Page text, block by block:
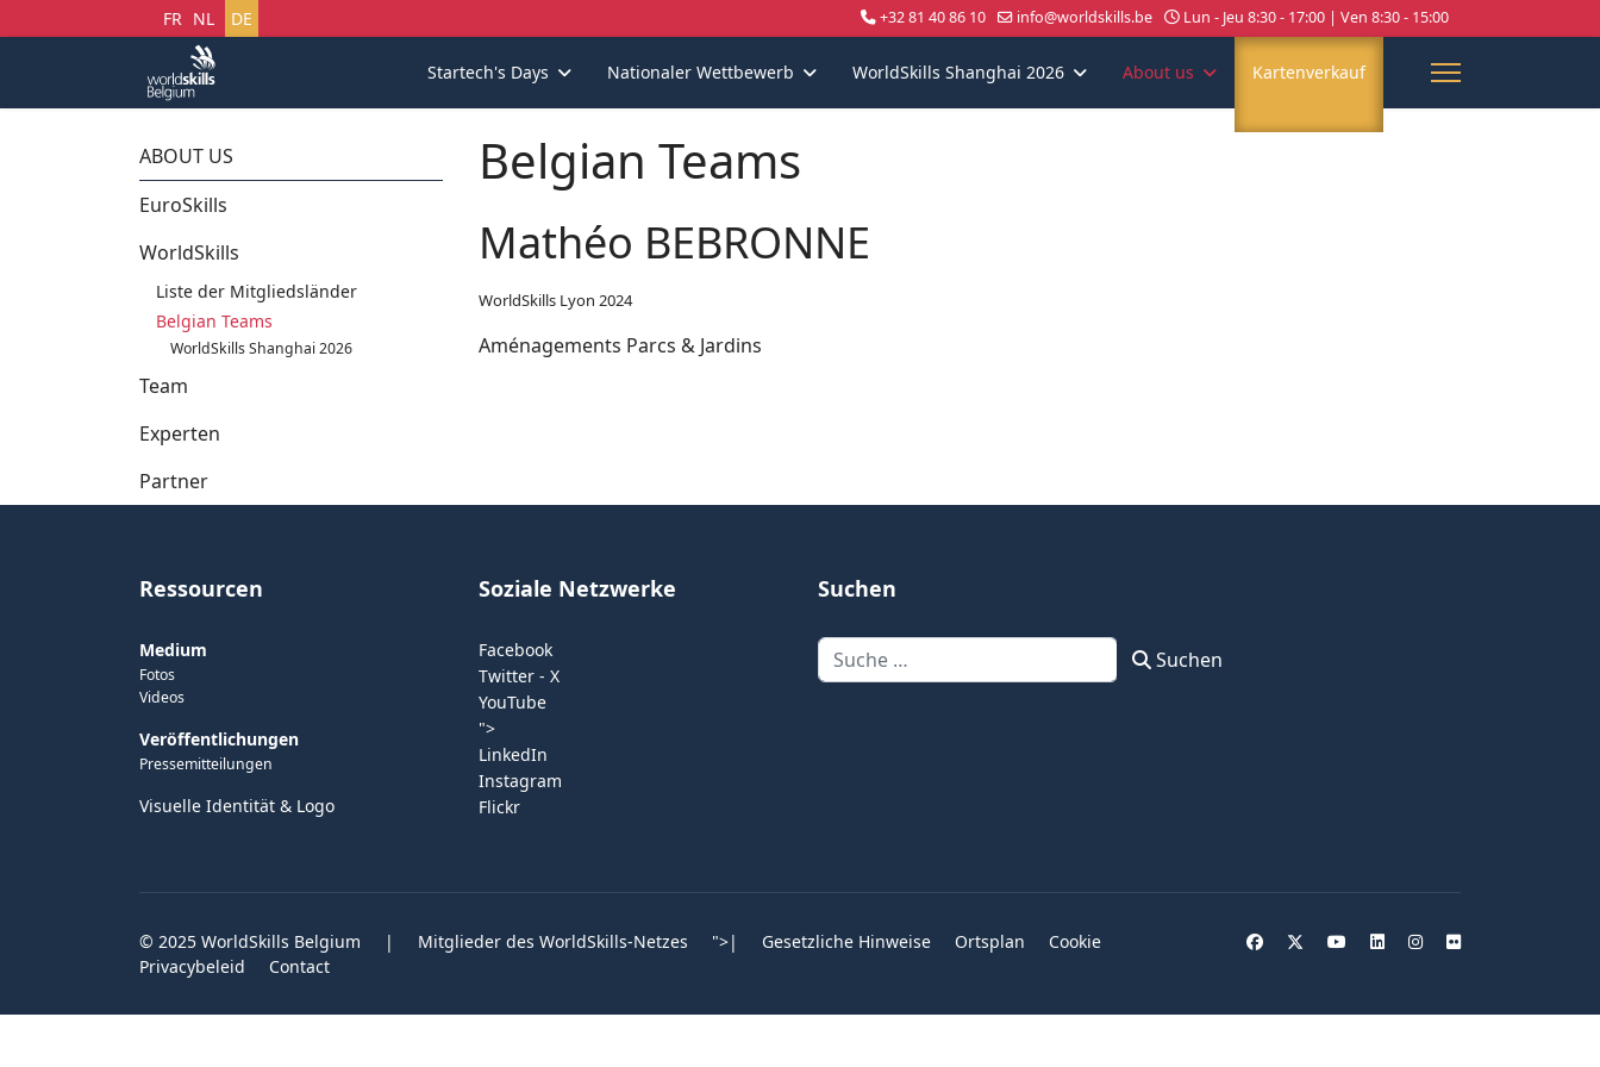
Sprache auswählen
FR NL DE +32 81 40 86 10 info@worldskills.be Lun - Jeu 8:30 - 17:00 | Ven 8:30 - 15:00
Startech's Days Nationaler Wettbewerb WorldSkills Shanghai 2026 About us Kartenverkauf
ABOUT US
EuroSkills
WorldSkills
Liste der Mitgliedsländer
Belgian Teams
WorldSkills Shanghai 2026
Team
Experten
Partner
Belgian Teams
Mathéo BEBRONNE
WorldSkills Lyon 2024
Aménagements Parcs & Jardins
Ressourcen
Medium
Fotos
Videos
Veröffentlichungen
Pressemitteilungen
Visuelle Identität & Logo
Soziale Netzwerke
Facebook
Twitter - X
YouTube
">
LinkedIn
Instagram
Flickr
Suchen
Suchen Suchen
© 2025 WorldSkills Belgium | Mitglieder des WorldSkills-Netzes ">| Gesetzliche Hinweise Ortsplan
Cookie
Privacybeleid
Contact